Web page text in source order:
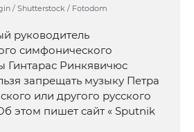
/ Shutterstock / Fotodom
руководитель
симфонического
Гинтарас Ринкявичюс
запрещать музыку Петра
или другого русского
этом пишет сайт « Sputnik